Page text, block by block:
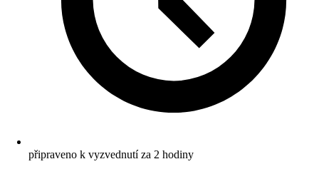
připraveno k vyzvednutí za 2 hodiny